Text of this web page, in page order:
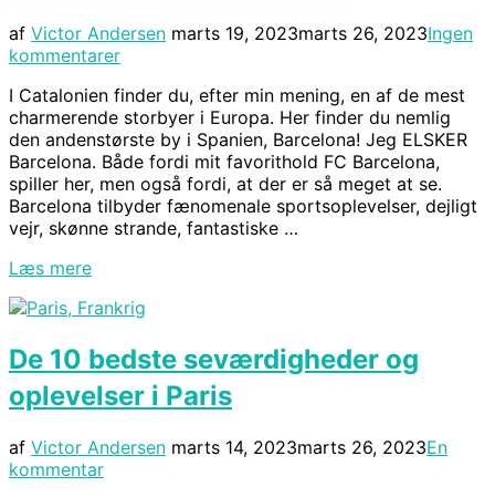
i
Verden”
af Victor AndersenUdgivet
marts 19, 2023marts 26, 2023Ingen
kommentarer
I Catalonien finder du, efter min mening, en af de mest
charmerende storbyer i Europa. Her finder du nemlig
den andenstørste by i Spanien, Barcelona! Jeg ELSKER
Barcelona. Både fordi mit favorithold FC Barcelona,
spiller her, men også fordi, at der er så meget at se.
Barcelona tilbyder fænomenale sportsoplevelser, dejligt
vejr, skønne strande, fantastiske …
Læs mere“De
bedste
og
seværdigheder
i
De 10 bedste seværdigheder og
oplevelser i Paris
af Victor AndersenUdgivet
marts 14, 2023marts 26, 2023En
kommentar